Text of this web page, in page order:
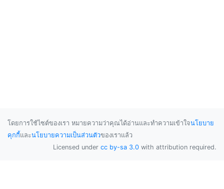
โดยการใช้ไซต์ของเรา หมายความว่าคุณได้อ่านและทำความเข้าใจนโยบาย
คุกกี้และนโยบายความเป็นส่วนตัวของเราแล้ว
Licensed under cc by-sa 3.0 with attribution required.